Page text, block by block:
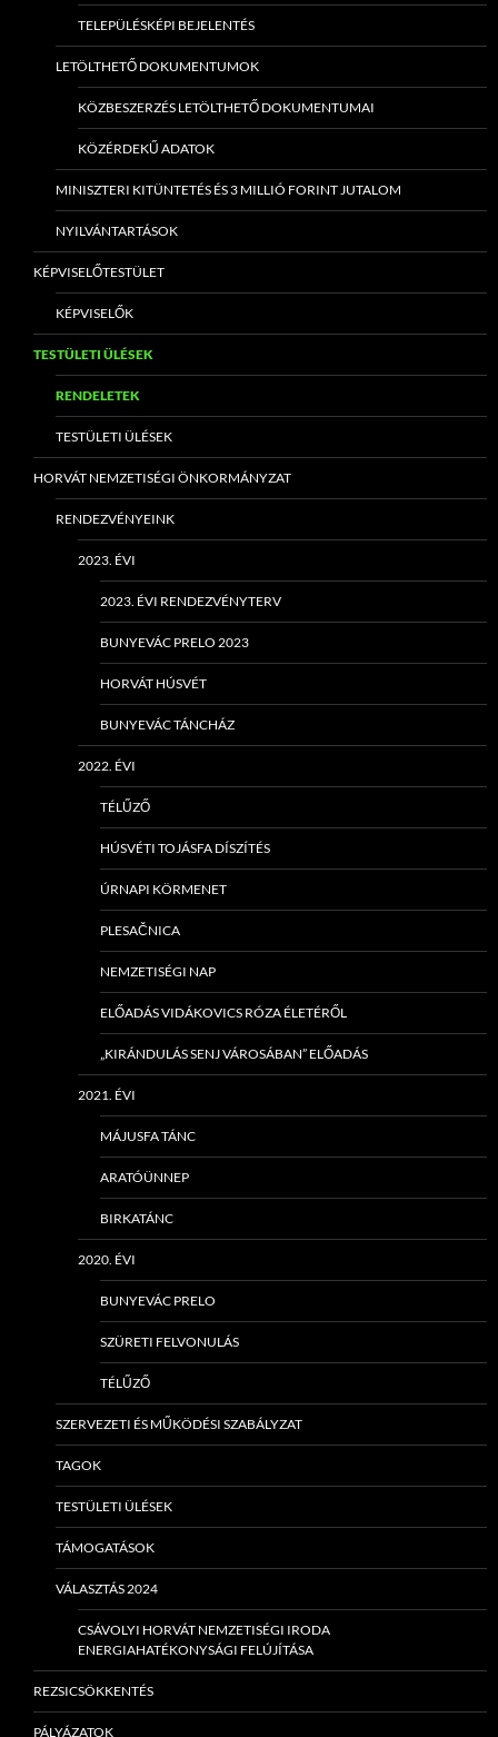
TELEPÜLÉSKÉPI BEJELENTÉS
LETÖLTHETŐ DOKUMENTUMOK
KÖZBESZERZÉS LETÖLTHETŐ DOKUMENTUMAI
KÖZÉRDEKŰ ADATOK
MINISZTERI KITÜNTETÉS ÉS 3 MILLIÓ FORINT JUTALOM
NYILVÁNTARTÁSOK
KÉPVISELŐTESTÜLET
KÉPVISELŐK
TESTÜLETI ÜLÉSEK
RENDELETEK
TESTÜLETI ÜLÉSEK
HORVÁT NEMZETISÉGI ÖNKORMÁNYZAT
RENDEZVÉNYEINK
2023. ÉVI
2023. ÉVI RENDEZVÉNYTERV
BUNYEVÁC PRELO 2023
HORVÁT HÚSVÉT
BUNYEVÁC TÁNCHÁZ
2022. ÉVI
TÉLŰZŐ
HÚSVÉTI TOJÁSFA DÍSZÍTÉS
ÚRNAPI KÖRMENET
PLESAČNICA
NEMZETISÉGI NAP
ELŐADÁS VIDÁKOVICS RÓZA ÉLETÉRŐL
„KIRÁNDULÁS SENJ VÁROSÁBAN” ELŐADÁS
2021. ÉVI
MÁJUSFA TÁNC
ARATÓÜNNEP
BIRKATÁNC
2020. ÉVI
BUNYEVÁC PRELO
SZÜRETI FELVONULÁS
TÉLŰZŐ
SZERVEZETI ÉS MŰKÖDÉSI SZABÁLYZAT
TAGOK
TESTÜLETI ÜLÉSEK
TÁMOGATÁSOK
VÁLASZTÁS 2024
CSÁVOLYI HORVÁT NEMZETISÉGI IRODA
ENERGIAHATÉKONYSÁGI FELÚJÍTÁSA
REZSICSÖKKENTÉS
PÁLYÁZATOK